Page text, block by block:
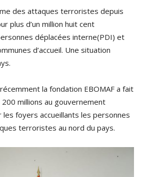
des attaques terroristes depuis
plus d’un million huit cent
déplacées interne(PDI) et
d’accueil. Une situation
la fondation EBOMAF a fait
200 millions au gouvernement
les foyers accueillants les personnes
terroristes au nord du pays.